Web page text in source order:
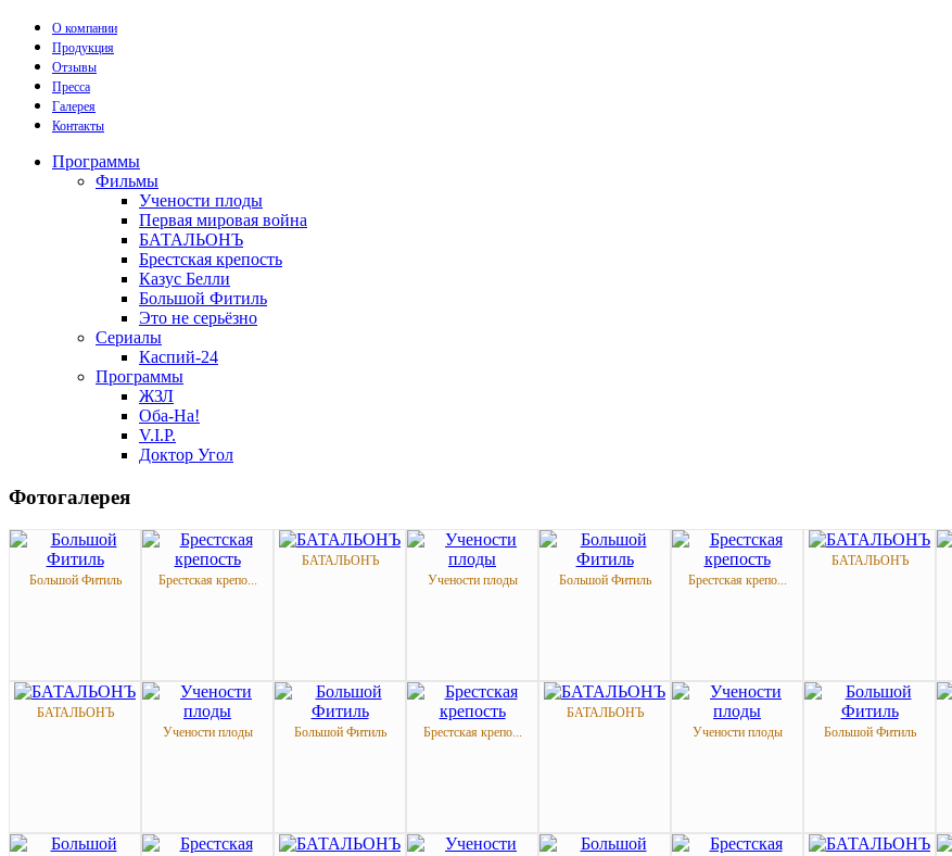
О компании
Продукция
Отзывы
Пресса
Галерея
Контакты
Программы
Фильмы
Учености плоды
Первая мировая война
БАТАЛЬОНЪ
Брестская крепость
Казус Белли
Большой Фитиль
Это не серьёзно
Сериалы
Каспий-24
Программы
ЖЗЛ
Оба-На!
V.I.P.
Доктор Угол
Фотогалерея
Большой Фитиль Брестская крепо...
БАТАЛЬОНЪ
Учености плоды
Большой Фитиль Брестская крепо...
БАТАЛЬОНЪ
БАТАЛЬОНЪ
Учености плоды
Большой Фитиль Брестская крепо...
БАТАЛЬОНЪ
Учености плоды
Большой Фитиль